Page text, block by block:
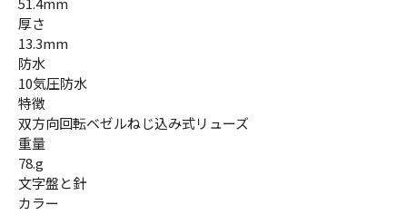
厚さ
13.3mm
防水
10気圧防水
特徴
双方向回転ベゼルねじ込み式リューズ
重量
78.g
文字盤と針
カラー